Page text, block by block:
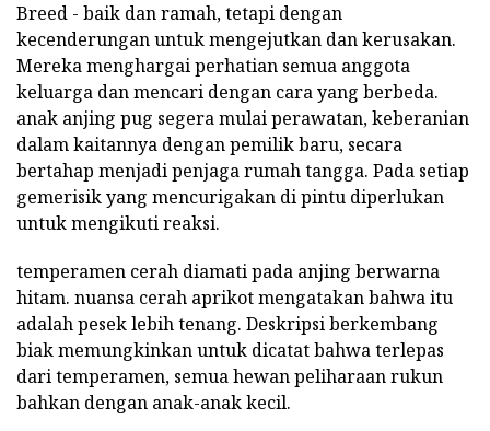
Breed - baik dan ramah, tetapi dengan
kecenderungan untuk mengejutkan dan kerusakan.
Mereka menghargai perhatian semua anggota
keluarga dan mencari dengan cara yang berbeda.
anak anjing pug segera mulai perawatan, keberanian
dalam kaitannya dengan pemilik baru, secara
bertahap menjadi penjaga rumah tangga. Pada setiap
gemerisik yang mencurigakan di pintu diperlukan
untuk mengikuti reaksi.
temperamen cerah diamati pada anjing berwarna
hitam. nuansa cerah aprikot mengatakan bahwa itu
adalah pesek lebih tenang. Deskripsi berkembang
biak memungkinkan untuk dicatat bahwa terlepas
dari temperamen, semua hewan peliharaan rukun
bahkan dengan anak-anak kecil.